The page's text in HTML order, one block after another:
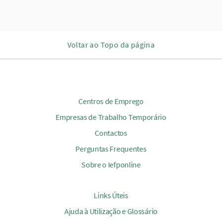
Voltar ao Topo da página
Centros de Emprego
Empresas de Trabalho Temporário
Contactos
Perguntas Frequentes
Sobre o Iefponline
Links Úteis
Ajuda à Utilização e Glossário